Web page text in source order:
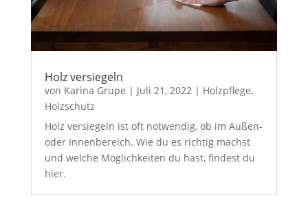
Holz versiegeln
von Karina Grupe | Juli 21, 2022| Holzpflege,
Holzschutz
Holz versiegeln ist oft notwendig, ob im Außen-
oder Innenbereich. Wie du es richtig machst
und welche Möglichkeiten du hast, findest du
hier.